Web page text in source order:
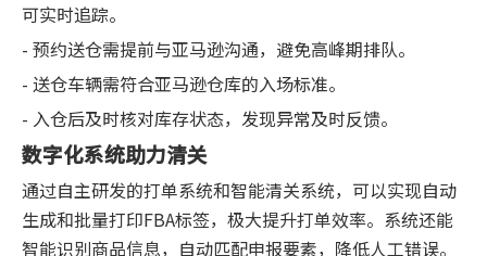
可实时追踪。
- 预约送仓需提前与亚马逊沟通，避免高峰期排队。
- 送仓车辆需符合亚马逊仓库的入场标准。
- 入仓后及时核对库存状态，发现异常及时反馈。
数字化系统助力清关
通过自主研发的打单系统和智能清关系统，可以实现自动
生成和批量打印FBA标签，极大提升打单效率。系统还能
智能识别商品信息，自动匹配申报要素，降低人工错误。